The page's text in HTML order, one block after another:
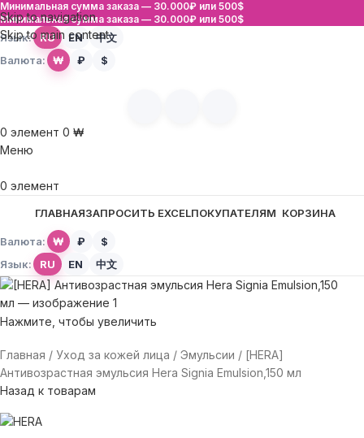
Skip to navigation
Skip to main content
Минимальная сумма заказа — 30.000₽ или 500$
Минимальная сумма заказа — 30.000₽ или 500$
Язык: RU EN
中文
Валюта:
₩ ₽ $
0 элемент 0 ₩
Меню
0 элемент
ГЛАВНАЯЗАПРОСИТЬ EXCELПОКУПАТЕЛЯМ КОРЗИНА
Валюта: ₩ ₽
$
Язык:
RU EN 中文
Нажмите, чтобы увеличить
Главная Уход за кожей лица Эмульсии
[HERA]
Антивозрастная эмульсия Hera Signia Emulsion,150 мл
Назад к товарам